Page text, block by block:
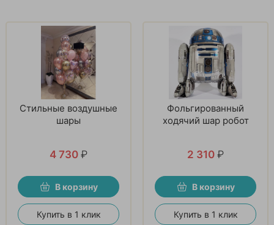
Стильные воздушные
шары
4 730 ₽
В корзину
Купить в 1 клик
Фольгированный
ходячий шар робот
2 310 ₽
В корзину
Купить в 1 клик